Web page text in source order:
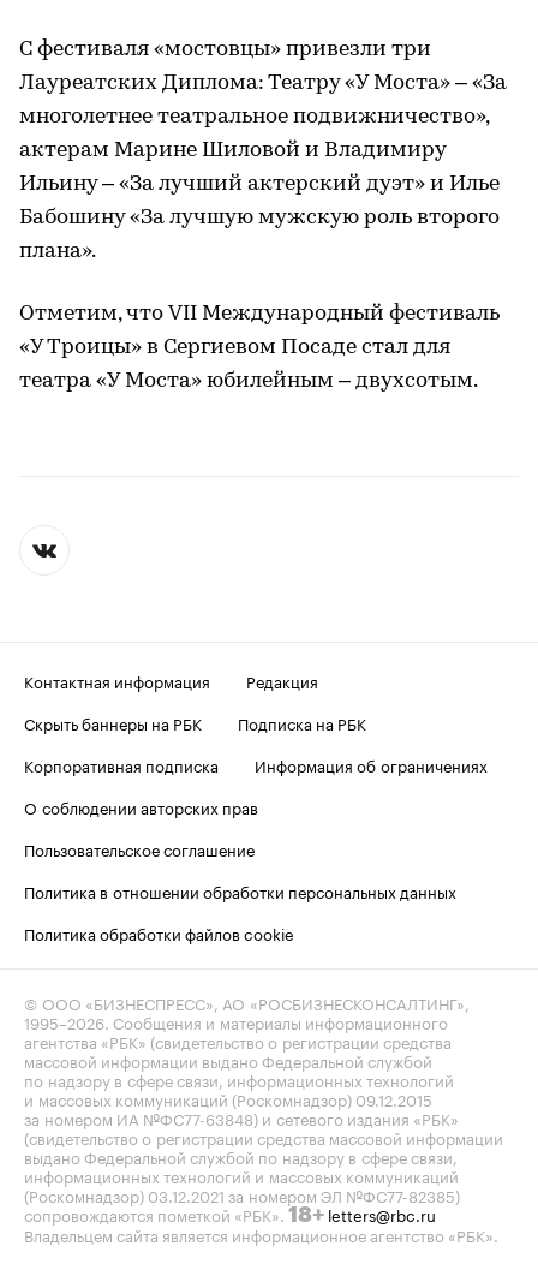
С фестиваля «мостовцы» привезли три
Лауреатских Диплома: Театру «У Моста» – «За
многолетнее театральное подвижничество»,
актерам Марине Шиловой и Владимиру
Ильину – «За лучший актерский дуэт» и Илье
Бабошину «За лучшую мужскую роль второго
плана».
Отметим, что VII Международный фестиваль
«У Троицы» в Сергиевом Посаде стал для
театра «У Моста» юбилейным – двухсотым.
Контактная информация
Редакция
Скрыть баннеры на РБК
Подписка на РБК
Корпоративная подписка
Информация об ограничениях
О соблюдении авторских прав
Пользовательское соглашение
Политика в отношении обработки персональных данных
Политика обработки файлов cookie
© ООО «БИЗНЕСПРЕСС», АО «РОСБИЗНЕСКОНСАЛТИНГ»,
1995–2026. Сообщения и материалы информационного
агентства «РБК» (свидетельство о регистрации средства
массовой информации выдано Федеральной службой
по надзору в сфере связи, информационных технологий
и массовых коммуникаций (Роскомнадзор) 09.12.2015
за номером ИА №ФС77-63848) и сетевого издания «РБК»
(свидетельство о регистрации средства массовой информации
выдано Федеральной службой по надзору в сфере связи,
информационных технологий и массовых коммуникаций
(Роскомнадзор) 03.12.2021 за номером ЭЛ №ФС77-82385)
сопровождаются пометкой «РБК». 18+ letters@rbc.ru
Владельцем сайта является информационное агентство «РБК».